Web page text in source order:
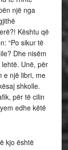
një nga
Kështu që
“Po sikur të
Dhe nisëm
Unë, për
e një libri, me
shkolle.
për të cilin
edhe këtë
kjo është